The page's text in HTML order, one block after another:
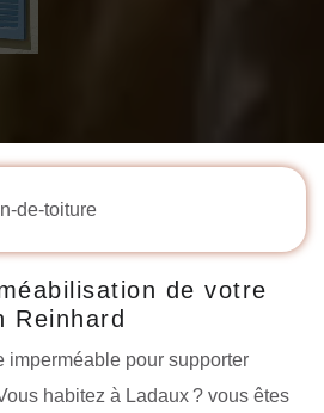
de votre
Reinhard
imperméable pour supporter
habitez à Ladaux ? vous êtes